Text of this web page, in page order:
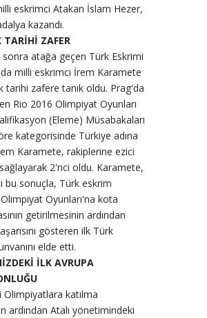
eskrimci Atakan İslam Hezer,
kazandı.
TARİHİ ZAFER
sonra atağa geçen Türk Eskrimi
milli eskrimci İrem Karamete
tarihi zafere tanık oldu. Prag'da
Rio 2016 Olimpiyat Oyunları
(Eleme) Müsabakaları
kategorisinde Türkiye adına
Karamete, rakiplerine ezici
2'nci oldu. Karamete,
bu sonuçla, Türk eskrim
Oyunları'na kota
getirilmesinin ardından
gösteren ilk Türk
elde etti.
İLK AVRUPA
Olimpiyatlara katılma
ardından Atalı yönetimindeki